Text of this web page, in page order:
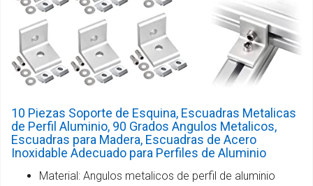
10 Piezas Soporte de Esquina, Escuadras Metalicas
de Perfil Aluminio, 90 Grados Angulos Metalicos,
Escuadras para Madera, Escuadras de Acero
Inoxidable Adecuado para Perfiles de Aluminio
Material: Angulos metalicos de perfil de aluminio